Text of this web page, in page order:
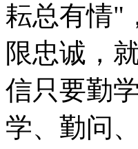
耘总有情"
限忠诚，
信只要勤
学、勤问